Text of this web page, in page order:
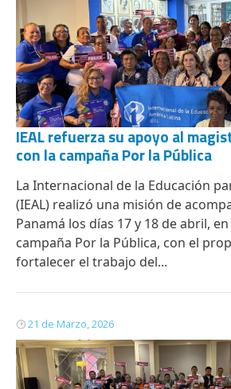
IEAL refuerza su apoyo al
con la campaña Por la Pública
La Internacional de la Educación
(IEAL) realizó una misión de
Panamá los días 17 y 18 de abril,
campaña Por la Pública, con el
fortalecer el trabajo del...
21 de Marzo, 2026